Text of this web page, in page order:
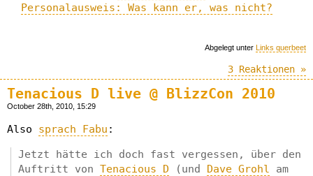
Personalausweis: Was kann er, was nicht?
Abgelegt unter Links querbeet
3 Reaktionen »
Tenacious D live @ BlizzCon 2010
October 28th, 2010, 15:29
Also sprach Fabu :
Jetzt hätte ich doch fast vergessen, über den
Auftritt von Tenacious D (und Dave Grohl
am